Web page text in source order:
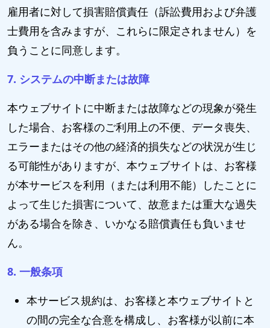
雇用者に対して損害賠償責任（訴訟費用および弁護
士費用を含みますが、これらに限定されません）を
負うことに同意します。
7. システムの中断または故障
本ウェブサイトに中断または故障などの現象が発生
した場合、お客様のご利用上の不便、データ喪失、
エラーまたはその他の経済的損失などの状況が生じ
る可能性がありますが、本ウェブサイトは、お客様
が本サービスを利用（または利用不能）したことに
よって生じた損害について、故意または重大な過失
がある場合を除き、いかなる賠償責任も負いませ
ん。
8. 一般条項
本サービス規約は、お客様と本ウェブサイトと
の間の完全な合意を構成し、お客様が以前に本